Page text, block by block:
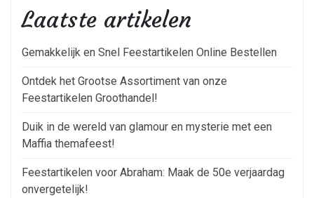
Laatste artikelen
Gemakkelijk en Snel Feestartikelen Online Bestellen
Ontdek het Grootse Assortiment van onze
Feestartikelen Groothandel!
Duik in de wereld van glamour en mysterie met een
Maffia themafeest!
Feestartikelen voor Abraham: Maak de 50e verjaardag
onvergetelijk!